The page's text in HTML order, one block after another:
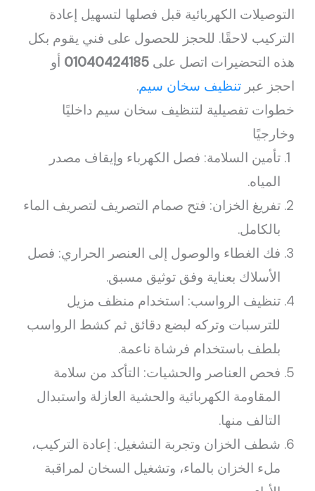
التوصيلات الكهربائية قبل فصلها لتسهيل إعادة
التركيب لاحقًا. للحجز للحصول على فني يقوم بكل
هذه التحضيرات اتصل على01040424185 أو
احجز عبرتنظيف سخان سيم.
خطوات تفصيلية لتنظيف سخان سيم داخليًا
وخارجيًا
تأمين السلامة: فصل الكهرباء وإيقاف مصدر
المياه.
تفريغ الخزان: فتح صمام التصريف لتصريف الماء
بالكامل.
فك الغطاء والوصول إلى العنصر الحراري: فصل
الأسلاك بعناية وفق توثيق مسبق.
تنظيف الرواسب: استخدام منظف مزيل
للترسبات وتركه لبضع دقائق ثم كشط الرواسب
بلطف باستخدام فرشاة ناعمة.
فحص العناصر والحشيات: التأكد من سلامة
المقاومة الكهربائية والحشية العازلة واستبدال
التالف منها.
شطف الخزان وتجربة التشغيل: إعادة التركيب،
ملء الخزان بالماء، وتشغيل السخان لمراقبة